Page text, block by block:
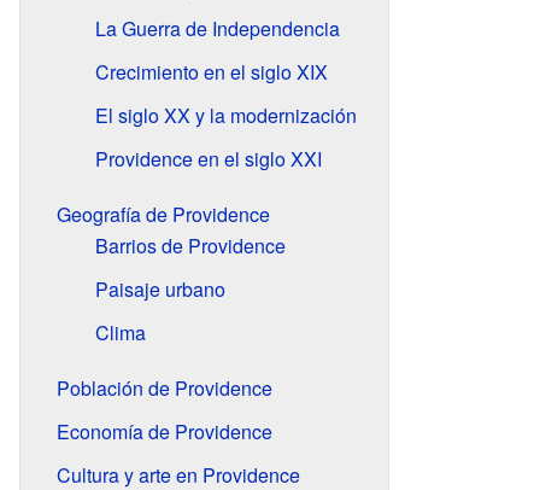
La Guerra de Independencia
Crecimiento en el siglo XIX
El siglo XX y la modernización
Providence en el siglo XXI
Geografía de Providence
Barrios de Providence
Paisaje urbano
Clima
Población de Providence
Economía de Providence
Cultura y arte en Providence